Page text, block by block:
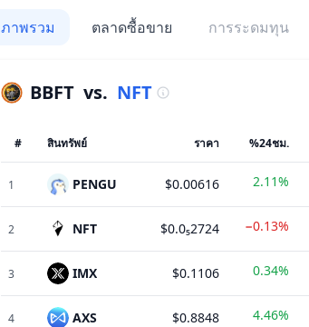
ภาพรวม ตลาดซื้อขาย การระดมทุน
BBFT vs. NFT
# สินทรัพย์ ราคา %24ชม.
1 PENGU $0.00616 2.11%
2 NFT $0.0₅2724 −0.13%
3 IMX $0.1106 0.34%
4 AXS $0.8848 4.46%